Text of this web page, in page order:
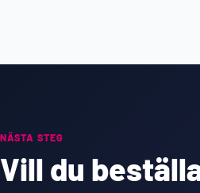
NÄSTA STEG
Vill du